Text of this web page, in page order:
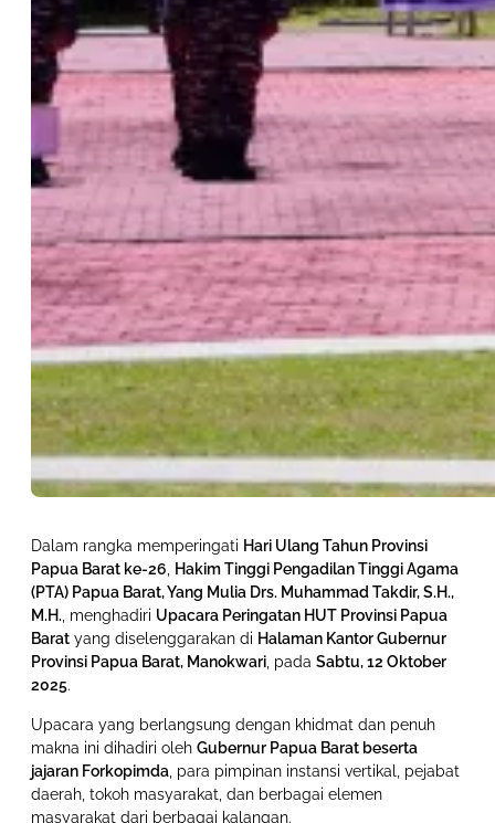
Dalam rangka memperingati Hari Ulang Tahun Provinsi
Papua Barat ke-26, Hakim Tinggi Pengadilan Tinggi Agama
(PTA) Papua Barat, Yang Mulia Drs. Muhammad Takdir, S.H.,
M.H., menghadiri Upacara Peringatan HUT Provinsi Papua
Barat yang diselenggarakan di Halaman Kantor Gubernur
Provinsi Papua Barat, Manokwari, pada Sabtu, 12 Oktober
2025.
Upacara yang berlangsung dengan khidmat dan penuh
makna ini dihadiri oleh Gubernur Papua Barat beserta
jajaran Forkopimda , para pimpinan instansi vertikal, pejabat
daerah, tokoh masyarakat, dan berbagai elemen
masyarakat dari berbagai kalangan.